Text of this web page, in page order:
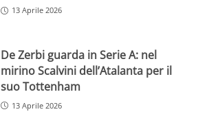
13 Aprile 2026
De Zerbi guarda in Serie A: nel
mirino Scalvini dell’Atalanta per il
suo Tottenham
13 Aprile 2026